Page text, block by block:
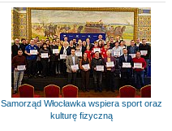
Samorząd Włocławka wspiera sport oraz
kulturę fizyczną